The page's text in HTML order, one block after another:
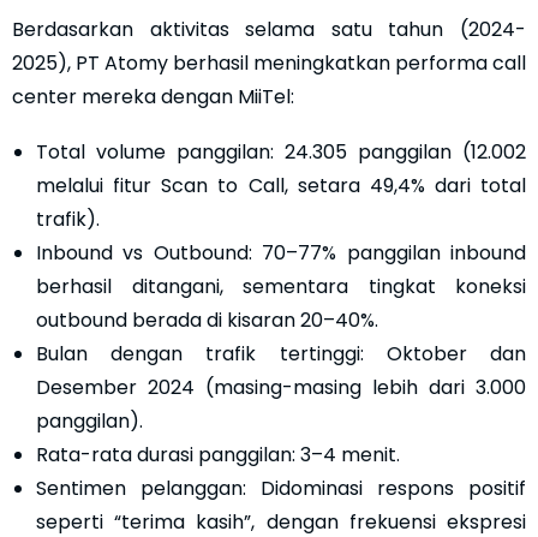
Berdasarkan aktivitas selama satu tahun (2024-
2025), PT Atomy berhasil meningkatkan performa call
center mereka dengan MiiTel:
Total volume panggilan: 24.305 panggilan (12.002
melalui fitur Scan to Call, setara 49,4% dari total
trafik).
Inbound vs Outbound: 70–77% panggilan inbound
berhasil ditangani, sementara tingkat koneksi
outbound berada di kisaran 20–40%.
Bulan dengan trafik tertinggi: Oktober dan
Desember 2024 (masing-masing lebih dari 3.000
panggilan).
Rata-rata durasi panggilan: 3–4 menit.
Sentimen pelanggan: Didominasi respons positif
seperti “terima kasih”, dengan frekuensi ekspresi